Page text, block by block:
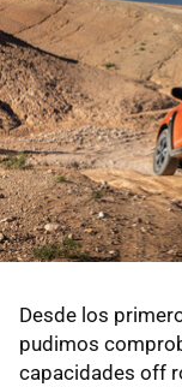
Desde los
pudimos
capacidades off